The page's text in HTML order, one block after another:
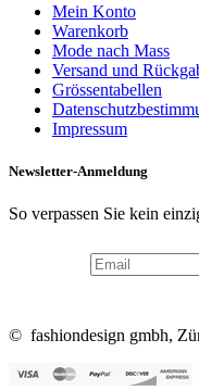
Mein Konto
Warenkorb
Mode nach Mass
Versand und
Grössentabellen
Impressum
Newsletter-Anmeldung
So verpassen Sie kein
© fashiondesign gmbh,